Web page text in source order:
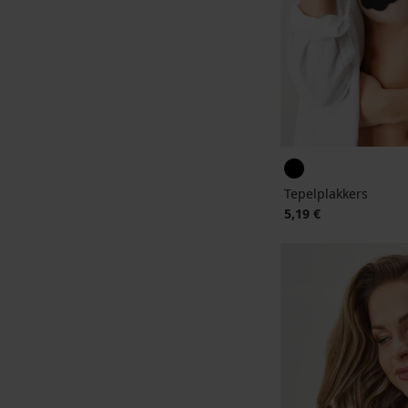
Tepelplakkers
5,19 €